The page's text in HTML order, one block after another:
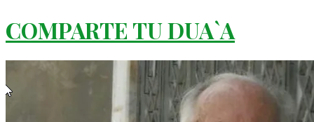
COMPARTE TU DUA`A